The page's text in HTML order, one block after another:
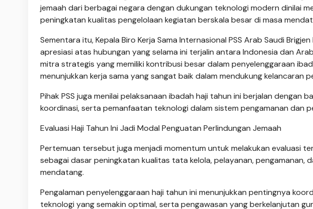
jemaah dari berbagai negara dengan dukungan teknologi modern dinilai
peningkatan kualitas pengelolaan kegiatan berskala besar di masa
Sementara itu, Kepala Biro Kerja Sama Internasional PSS Arab Saudi
apresiasi atas hubungan yang selama ini terjalin antara Indonesia dan
mitra strategis yang memiliki kontribusi besar dalam penyelenggaraan
menunjukkan kerja sama yang sangat baik dalam mendukung kelancaran
Pihak PSS juga menilai pelaksanaan ibadah haji tahun ini berjalan dengan
koordinasi, serta pemanfaatan teknologi dalam sistem pengamanan dan
Evaluasi Haji Tahun Ini Jadi Modal Penguatan Perlindungan Jemaah
Pertemuan tersebut juga menjadi momentum untuk melakukan evaluasi
sebagai dasar peningkatan kualitas tata kelola, pelayanan, pengamanan,
mendatang.
Pengalaman penyelenggaraan haji tahun ini menunjukkan pentingnya
teknologi yang semakin optimal, serta pengawasan yang berkelanjutan